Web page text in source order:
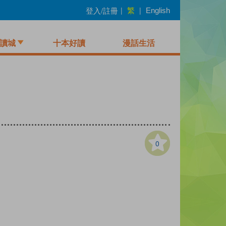
登入/註冊 | 繁 | English
城 十本好讀 漫話生活
0